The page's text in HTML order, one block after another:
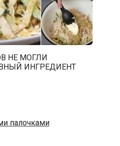
НЕ МОГЛИ
ИНГРЕДИЕНТ